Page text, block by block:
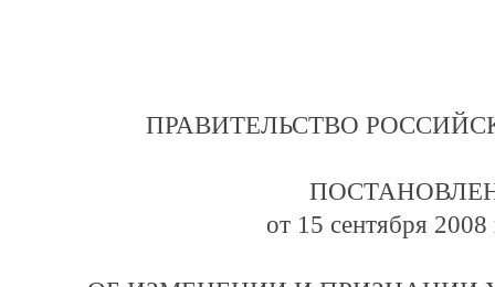
ПРАВИТЕЛЬСТВО
от 15 сентября 2008